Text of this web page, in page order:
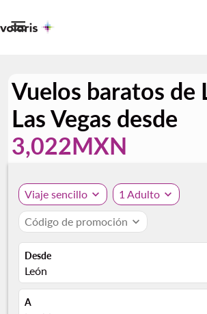

Vuelos baratos de
Las Vegas desde
3,022MXN
Viaje sencillo expand_more 1 Adulto expand_more
Código de promoción expand_more
Desde
León
A